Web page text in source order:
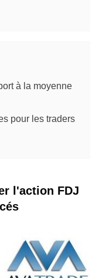
à la moyenne
pour les traders
l'action FDJ